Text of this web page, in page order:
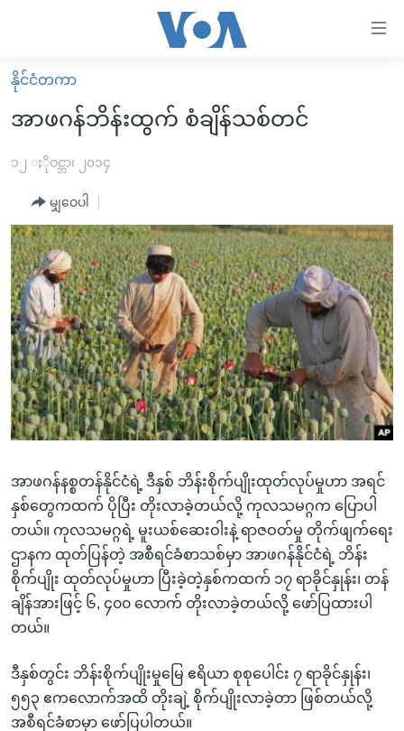
လွယ်ကူ
စေ
Link
များ
ပင်မ
အကြောင်းအရာ
သို့
ကျော်
ကြည့်
ရန်
ပင်မ
အ
ညွန်း
သို့
ကျော်
ကြည့်
ရန်
ရှာဖွေ
ရန်
နေရာ
ကျော်
ရန်
မူလစာမျက်နှာ
မြန်မာ
ကမ္ဘာ့သတင်းများ
နိုင်ငံတကာ
အမေရိကန်
တရုတ်
အစ္စရေး-ပါလက်စတိုင်း
သတင်းလွတ်လပ်ခွင့်
ရပ်ဝန်းတခု လမ်းတခု အလွန်
အင်္ဂလိပ်စာလေ့လာမယ်
အမေရိကန်သုံးအီဒီယံ
မကြေးမုံရဲ့ အင်္ဂလိပ်စာ
ရုပ်ရှင်ထဲက အင်္ဂလိပ်စာ
သုတပဒေသာ အင်္ဂလိပ်စာ
အပတ်စဉ်ကဏ္ဍများ
ရေဒီယို
တီဗွီ
ရေဒီယိုနှင့်ရုပ်သံ အချက်အလက်များ
ရေဒီယို/တီဗွီအစီအစဉ်
Learning English
ဗွီအိုအေ လူမှုကွန်ယက်များ
ဘာသာစကားများ
နိုင်ငံတကာ
အာဖဂန်ဘိန်းထွက် စံချိန်သစ်တင်
၁၂ ႏိုဝင္ဘာ၊ ၂၀၁၄
မျှဝေပါ
အာဖဂန်နစ္စတန်နိုင်ငံရဲ့ ဒီနှစ် ဘိန်းစိုက်ပျိုးထုတ်လုပ်မှုဟာ အရင်
နှစ်တွေကထက် ပိုပြီး တိုးလာခဲ့တယ်လို့ ကုလသမဂ္ဂက ပြောပါ
တယ်။ ကုလသမဂ္ဂရဲ့ မူးယစ်ဆေးဝါးနဲ့ ရာဇဝတ်မှု တိုက်ဖျက်ရေး
ဌာနက ထုတ်ပြန်တဲ့ အစီရင်ခံစာသစ်မှာ အာဖဂန်နိုင်ငံရဲ့ ဘိန်း
စိုက်ပျိုး ထုတ်လုပ်မှုဟာ ပြီးခဲ့တဲ့နှစ်ကထက် ၁၇ ရာခိုင်နှုန်း၊ တန်
ချိန်အားဖြင့် ၆, ၄၀၀ လောက် တိုးလာခဲ့တယ်လို့ ဖော်ပြထားပါ
တယ်။
ဒီနှစ်တွင်း ဘိန်းစိုက်ပျိုးမှုမြေ ဧရိယာ စုစုပေါင်း ၇ ရာခိုင်နှုန်း၊
၅၅၃ ဧကလောက်အထိ တိုးချဲ့ စိုက်ပျိုးလာခဲ့တာ ဖြစ်တယ်လို့
အစီရင်ခံစာမှာ ဖော်ပြပါတယ်။